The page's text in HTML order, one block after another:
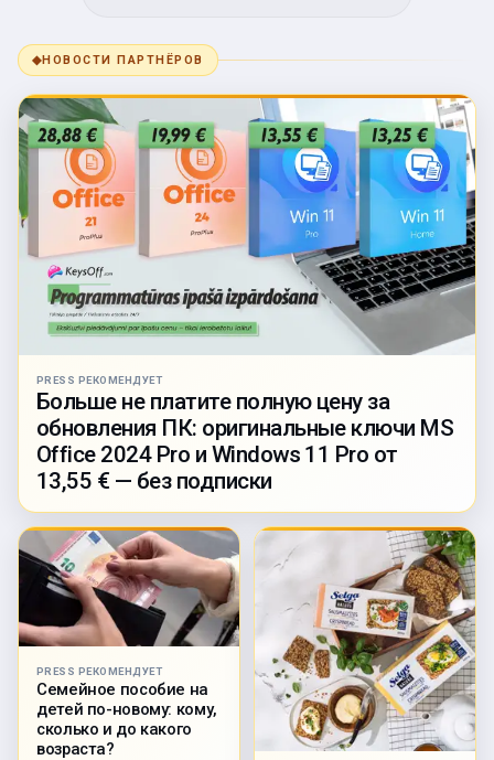
◆НОВОСТИ ПАРТНЁРОВ
PRESS РЕКОМЕНДУЕТ
Больше не платите полную цену за
обновления ПК: оригинальные ключи MS
Office 2024 Pro и Windows 11 Pro от
13,55 € — без подписки
PRESS РЕКОМЕНДУЕТ
Семейное пособие на
детей по-новому: кому,
сколько и до какого
возраста?